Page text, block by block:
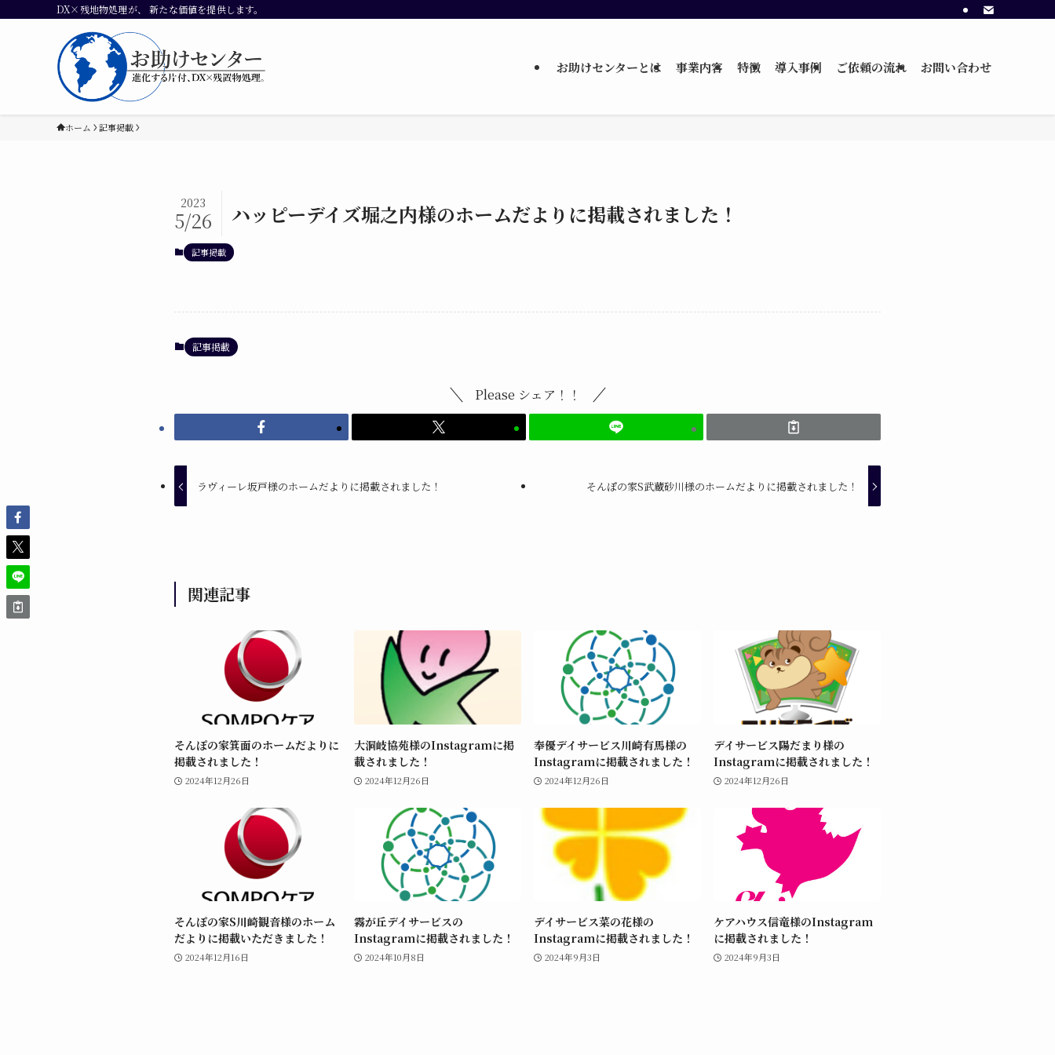
DX×残地物処理が、 新たな価値を提供します。
お助けセンターとは 事業内容 特徴 導入事例 ご依頼の流れ お問い合わせ
ホーム 記事掲載
ハッピーデイズ堀之内様のホームだよりに掲載されました！
2023
5/26
記事掲載
記事掲載
Please シェア！！
ラヴィーレ坂戸様のホームだよりに掲載されました！ そんぽの家S武蔵砂川様のホームだよりに掲載されました！
関連記事
そんぽの家箕面のホームだよりに
掲載されました！
2024年12月26日
大洞岐協苑様のInstagramに掲
載されました！
2024年12月26日
奉優デイサービス川崎有馬様の
Instagramに掲載されました！
2024年12月26日
デイサービス陽だまり様の
Instagramに掲載されました！
2024年12月26日
そんぽの家S川崎観音様のホーム
だよりに掲載いただきました！
2024年12月16日
霧が丘デイサービスの
Instagramに掲載されました！
2024年10月8日
デイサービス菜の花様の
Instagramに掲載されました！
2024年9月3日
ケアハウス信竜様のInstagram
に掲載されました！
2024年9月3日